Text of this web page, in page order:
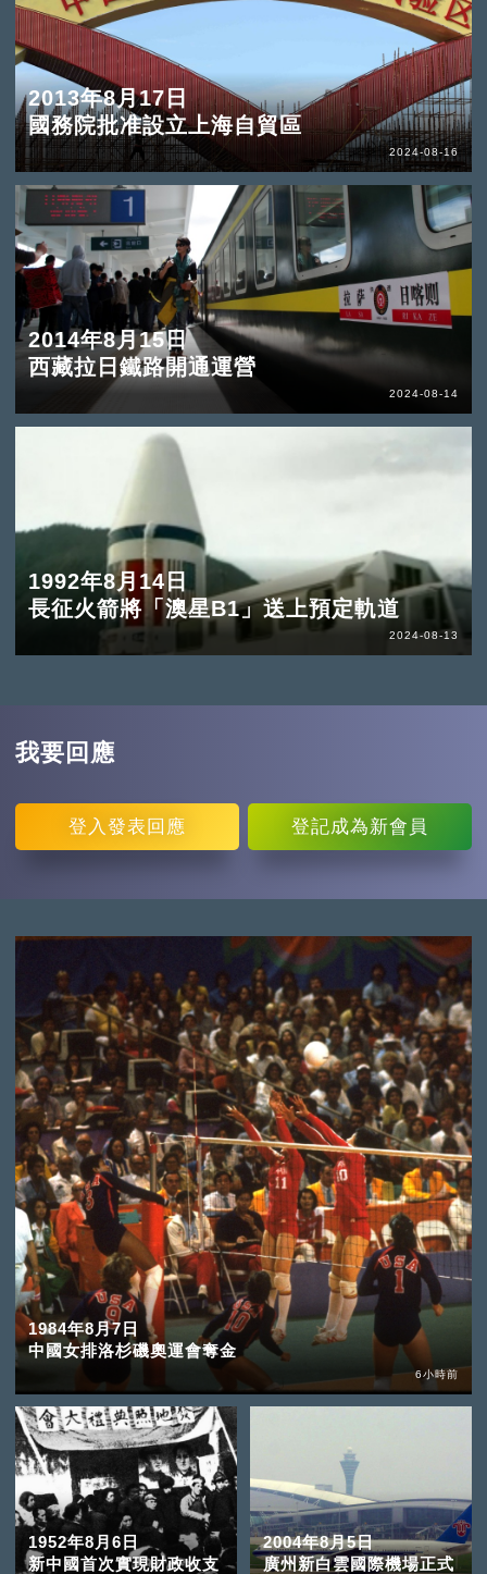
2013年8月17日
國務院批准設立上海自貿區
2024-08-16
2014年8月15日
西藏拉日鐵路開通運營
2024-08-14
1992年8月14日
長征火箭將「澳星B1」送上預定軌道
2024-08-13
我要回應
登入 發表回應 登記成為新會員
1984年8月7日
中國女排洛杉磯奧運會奪金
6小時前
1952年8月6日
新中國首次實現財政收支
2004年8月5日
廣州新白雲國際機場正式